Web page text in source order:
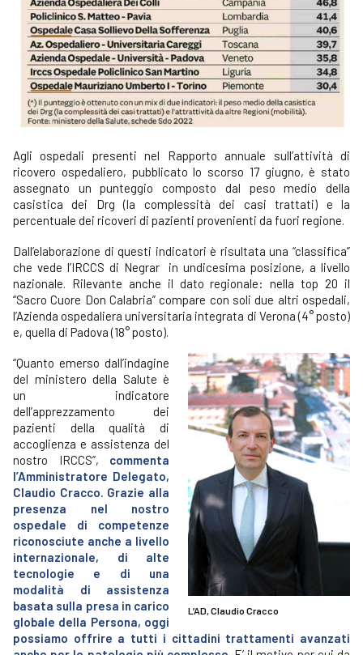
Agli ospedali presenti nel Rapporto annuale sull’attività di
ricovero ospedaliero, pubblicato lo scorso 17 giugno, è stato
assegnato un punteggio composto dal peso medio della
casistica dei Drg (la complessità dei casi trattati) e la
percentuale dei ricoveri di pazienti provenienti da fuori regione.
Dall’elaborazione di questi indicatori è risultata una “classifica”
che vede l’IRCCS di Negrar in undicesima posizione, a livello
nazionale. Rilevante anche il dato regionale: nella top 20 il
“Sacro Cuore Don Calabria” compare con soli due altri ospedali,
l’Azienda ospedaliera universitaria integrata di Verona (4° posto)
e, quella di Padova (18° posto).
L’AD, Claudio Cracco
“Quanto emerso dall’indagine
del ministero della Salute è
un indicatore
dell’apprezzamento dei
pazienti della qualità di
accoglienza e assistenza del
nostro IRCCS”, commenta
l’Amministratore Delegato,
Claudio Cracco. Grazie alla
presenza nel nostro
ospedale di competenze
riconosciute anche a livello
internazionale, di alte
tecnologie e di una
modalità di assistenza
basata sulla presa in carico
globale della Persona, oggi
possiamo offrire a tutti i cittadini trattamenti avanzati